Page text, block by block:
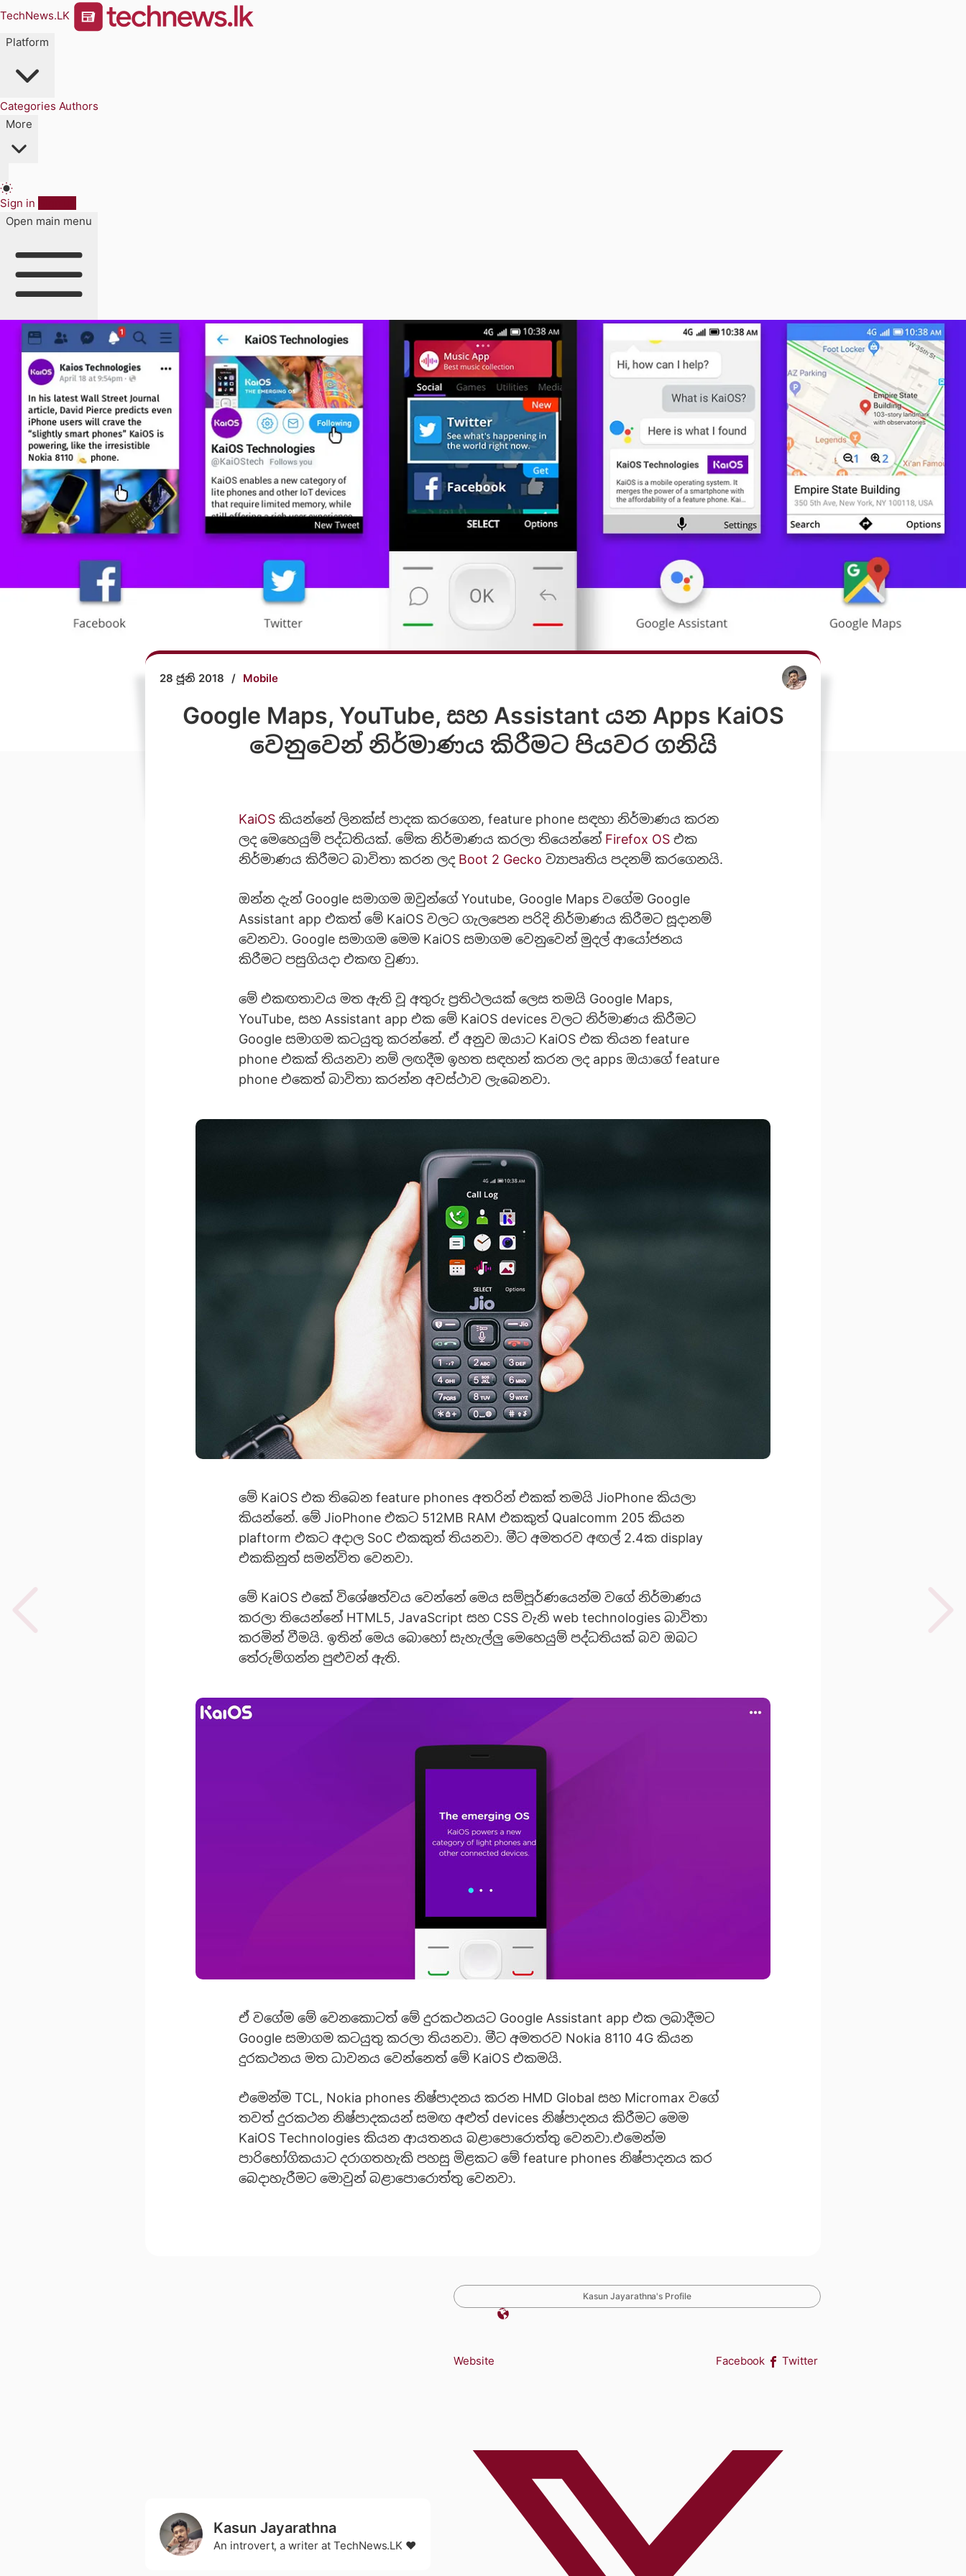
TechNews.LK
Platform
Categories Authors
More
Sign in
Open main menu
28 ජූනි 2018 / Mobile
Google Maps, YouTube, සහ Assistant යන Apps KaiOS
වෙනුවෙන් නිර්මාණය කිරීමට පියවර ගනියි
KaiOS කියන්නේ ලිනක්ස් පාදක කරගෙන, feature phone සඳහා නිර්මාණය කරන
ලද මෙහෙයුම් පද්ධතියක්. මේක නිර්මාණය කරලා තියෙන්නේ Firefox OS එක
නිර්මාණය කිරීමට බාවිතා කරන ලද Boot 2 Gecko ව්‍යාපෘතිය පදනම් කරගෙනයි.
ඔන්න දැන් Google සමාගම ඔවුන්ගේ Youtube, Google Maps වගේම Google
Assistant app එකත් මේ KaiOS වලට ගැලපෙන පරිදි නිර්මාණය කිරීමට සූදානම්
වෙනවා. Google සමාගම මෙම KaiOS සමාගම වෙනුවෙන් මුදල් ආයෝජනය
කිරීමට පසුගියදා එකඟ වුණා.
මේ එකඟතාවය මත ඇති වූ අතුරු ප්‍රතිථලයක් ලෙස තමයි Google Maps,
YouTube, සහ Assistant app එක මේ KaiOS devices වලට නිර්මාණය කිරීමට
Google සමාගම කටයුතු කරන්නේ. ඒ අනුව ඔයාට KaiOS එක තියන feature
phone එකක් තියනවා නම් ලඟදීම ඉහත සඳහන් කරන ලද apps ඔයාගේ feature
phone එකෙත් බාවිතා කරන්න අවස්ථාව ලැබෙනවා.
මේ KaiOS එක තිබෙන feature phones අතරින් එකක් තමයි JioPhone කියලා
කියන්නේ. මේ JioPhone එකට 512MB RAM එකකුත් Qualcomm 205 කියන
plaftorm එකට අදාල SoC එකකුත් තියනවා. මීට අමතරව අඟල් 2.4ක display
එකකිනුත් සමන්විත වෙනවා.
මේ KaiOS එකේ විශේෂත්වය වෙන්නේ මෙය සම්පූර්ණයෙන්ම වගේ නිර්මාණය
කරලා තියෙන්නේ HTML5, JavaScript සහ CSS වැනි web technologies බාවිතා
කරමින් වීමයි. ඉතින් මෙය බොහෝ සැහැල්ලු මෙහෙයුම් පද්ධතියක් බව ඔබට
තේරුම්ගන්න පුළුවන් ඇති.
ඒ වගේම මේ වෙනකොටත් මේ දුරකථනයට Google Assistant app එක ලබාදීමට
Google සමාගම කටයුතු කරලා තියනවා. මීට අමතරව Nokia 8110 4G කියන
දුරකථනය මත ධාවනය වෙන්නෙත් මේ KaiOS එකමයි.
එමෙන්ම TCL, Nokia phones නිෂ්පාදනය කරන HMD Global සහ Micromax වගේ
තවත් දුරකථන නිෂ්පාදකයන් සමඟ අළුත් devices නිෂ්පාදනය කිරීමට මෙම
KaiOS Technologies කියන ආයතනය බළාපොරොත්තු වෙනවා.එමෙන්ම
පාරිභෝගිකයාට දරාගතහැකි පහසු මිළකට මේ feature phones නිෂ්පාදනය කර
බෙදාහැරීමට මොවුන් බළාපොරොත්තු වෙනවා.
Kasun Jayarathna
An introvert, a writer at TechNews.LK ❤️
Kasun Jayarathna's Profile
Website Facebook Twitter